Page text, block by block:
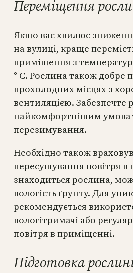
Переміщення
Якщо вас хвилює
на вулиці, краще
приміщення з
° C. Рослина також добре
прохолодних місцях з
вентиляцією.
найкомфортнішим
перезимування.
Необхідно також
пересушування повітря в
знаходиться рослина,
вологість ґрунту. Для
рекомендується
вологітримачі або
повітря в приміщенні.
Підготовка